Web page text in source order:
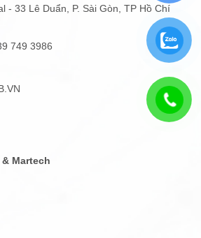
- 33 Lê Duẩn, P. Sài Gòn, TP Hồ Chí
749 3986
Martech